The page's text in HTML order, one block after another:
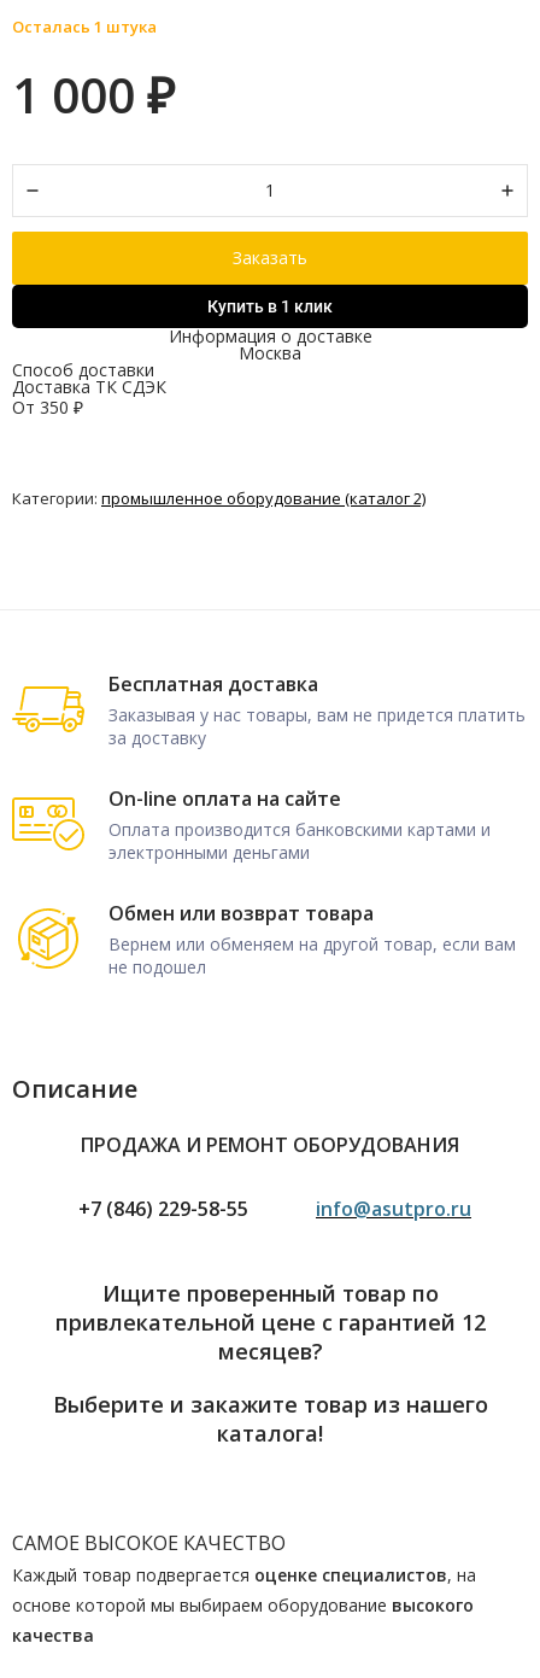
Осталась 1 штука
1 000 ₽
Заказать
Купить в 1 клик
Информация о доставке
Москва
Способ доставки
Доставка ТК СДЭК
От 350 ₽
Категории: промышленное оборудование (каталог 2)
Бесплатная доставка
Заказывая у нас товары, вам не придется платить
за доставку
On-line оплата на сайте
Оплата производится банковскими картами и
электронными деньгами
Обмен или возврат товара
Вернем или обменяем на другой товар, если вам
не подошел
Описание
ПРОДАЖА И РЕМОНТ ОБОРУДОВАНИЯ
+7 (846) 229-58-55 info@asutpro.ru
Ищите проверенный товар по
привлекательной цене с гарантией 12
месяцев?
Выберите и закажите товар из нашего
каталога!
САМОЕ ВЫСОКОЕ КАЧЕСТВО
Каждый товар подвергается оценке специалистов, на
основе которой мы выбираем оборудование высокого
качества